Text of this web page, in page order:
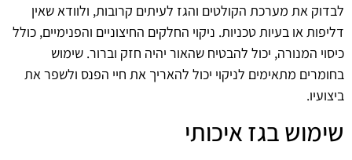
לבדוק את מערכת הקולטים והגז לעיתים קרובות, ולוודא שאין
דליפות או בעיות טכניות. ניקוי החלקים החיצוניים והפנימיים, כולל
כיסוי המנורה, יכול להבטיח שהאור יהיה חזק וברור. שימוש
בחומרים מתאימים לניקוי יכול להאריך את חיי הפנס ולשפר את
ביצועיו.
שימוש בגז איכותי